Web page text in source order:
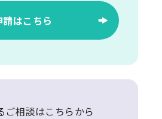
はこちら
ご相談はこちらから